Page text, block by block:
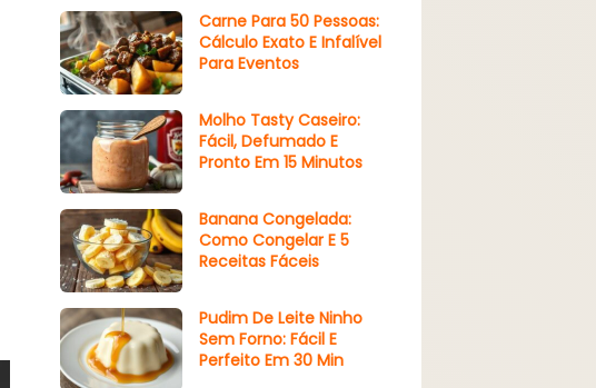
Carne Para 50 Pessoas:
Cálculo Exato E Infalível
Para Eventos
Molho Tasty Caseiro:
Fácil, Defumado E
Pronto Em 15 Minutos
Banana Congelada:
Como Congelar E 5
Receitas Fáceis
Pudim De Leite Ninho
Sem Forno: Fácil E
Perfeito Em 30 Min